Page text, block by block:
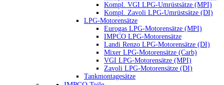
Kompl. VGI LPG-Umrüstsätze (MPI)
Kompl. Zavoli LPG-Umrüstsätze (DI)
LPG-Motorensätze
Eurogas LPG-Motorensätze (MPI)
IMPCO LPG-Motorensätze
Landi Renzo LPG-Motorensätze (DI)
Mixer LPG-Motorensätze (Carb)
VGI LPG-Motorensätze (MPI)
Zavoli LPG-Motorensätze (DI)
Tankmontagesätze